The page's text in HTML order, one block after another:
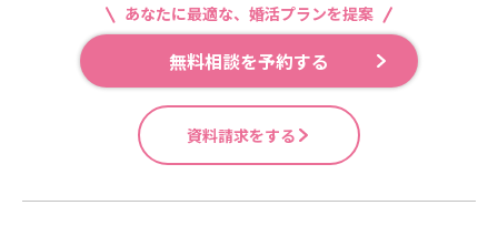
あなたに最適な、婚活プランを提案
無料相談を予約する
資料請求をする